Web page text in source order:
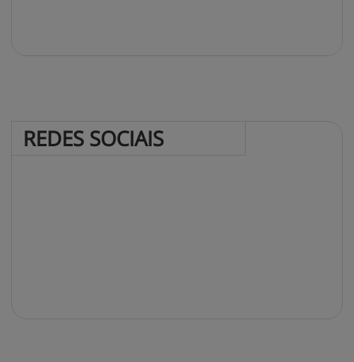
REDES SOCIAIS